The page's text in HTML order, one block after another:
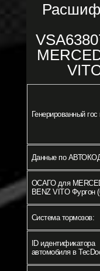
Генерированный
Данные по
ОСАГО для
BENZ VITO Фургон
Система тормозов:
ID идентификатора
автомобиля в